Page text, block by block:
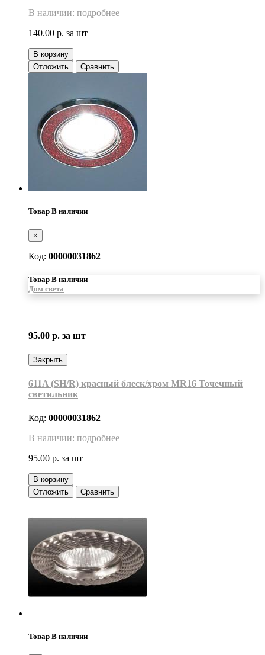
В наличии: подробнее
140.00 р. за шт
В корзину
Отложить
Сравнить
Товар В наличии
×
Код: 00000031862
Товар В наличии
Дом света
95.00 р. за шт
Закрыть
611A (SH/R) красный блеск/хром MR16 Точечный
светильник
Код: 00000031862
В наличии: подробнее
95.00 р. за шт
В корзину
Отложить
Сравнить
Товар В наличии